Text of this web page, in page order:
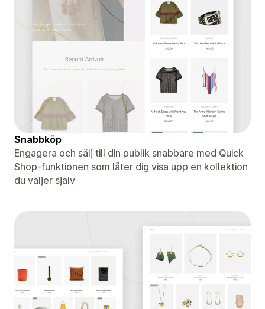
Snabbköp
Engagera och sälj till din publik snabbare med Quick
Shop-funktionen som låter dig visa upp en kollektion
du väljer själv